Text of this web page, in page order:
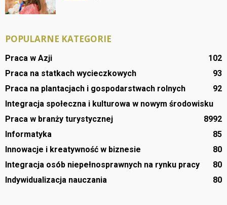
POPULARNE KATEGORIE
Praca w Azji
102
Praca na statkach wycieczkowych
93
Praca na plantacjach i gospodarstwach rolnych
92
Integracja społeczna i kulturowa w nowym środowisku
92
Praca w branży turystycznej
89
Informatyka
85
Innowacje i kreatywność w biznesie
80
Integracja osób niepełnosprawnych na rynku pracy
80
Indywidualizacja nauczania
80